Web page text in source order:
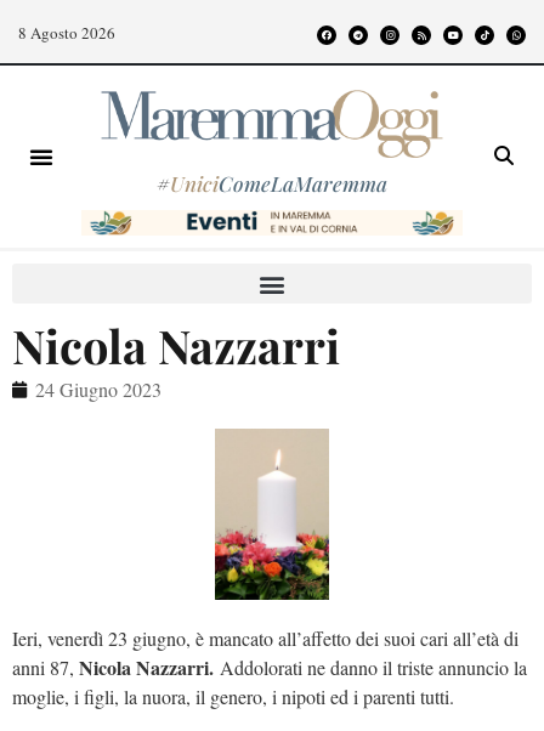
8 Agosto 2026
#UniciComeLaMaremma
Nicola Nazzarri
24 Giugno 2023
Ieri, venerdì 23 giugno, è mancato all’affetto dei suoi cari all’età di
anni 87, Nicola Nazzarri. Addolorati ne danno il triste annuncio la
moglie, i figli, la nuora, il genero, i nipoti ed i parenti tutti.